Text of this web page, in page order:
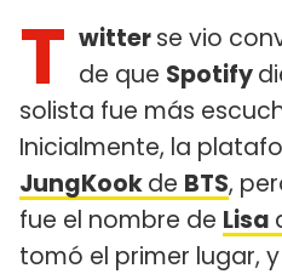
T witterse vio
de que Spotify
solista fue más
Inicialmente, la
JungKookde BTS,
fue el nombre de Lisa
tomó el primer lugar,